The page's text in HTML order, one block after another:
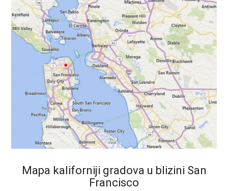
Mapa kaliforniji gradova u blizini San
Francisco